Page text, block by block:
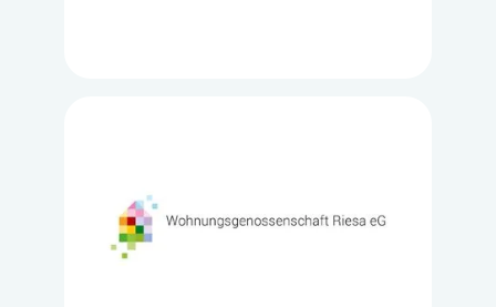
Loading...